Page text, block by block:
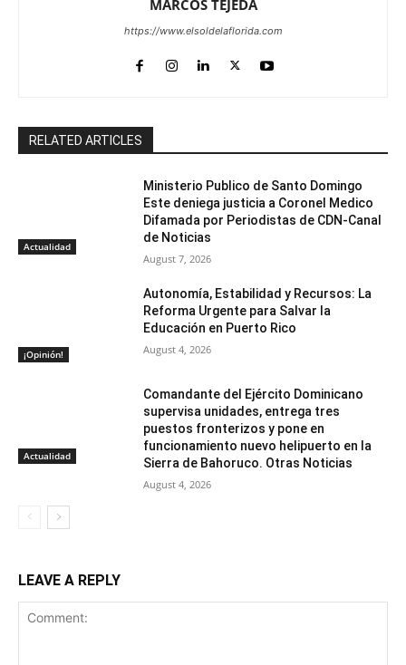
MARCOS TEJEDA
https://www.elsoldelaflorida.com
RELATED ARTICLES
Actualidad
Ministerio Publico de Santo Domingo
Este deniega justicia a Coronel Medico
Difamada por Periodistas de CDN-Canal
de Noticias
August 7, 2026
¡Opinión!
Autonomía, Estabilidad y Recursos: La
Reforma Urgente para Salvar la
Educación en Puerto Rico
August 4, 2026
Actualidad
Comandante del Ejército Dominicano
supervisa unidades, entrega tres
puestos fronterizos y pone en
funcionamiento nuevo helipuerto en la
Sierra de Bahoruco. Otras Noticias
August 4, 2026
LEAVE A REPLY